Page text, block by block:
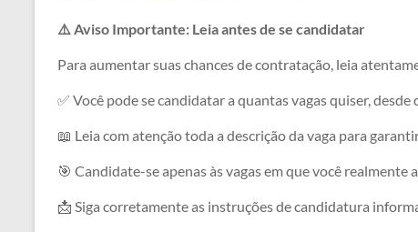
c
e
o
k
a
t
p
p
l
e
a
m
s
s
g
e
r
e
s
p
y
n
k
⚠️ Aviso Importante: Leia antes de se candidatar
Para aumentar suas chances de contratação, leia
✅ Você pode se candidatar a quantas vagas quiser,
📖 Leia com atenção toda a descrição da vaga para
🎯 Candidate-se apenas às vagas em que você
📩 Siga corretamente as instruções de candidatura